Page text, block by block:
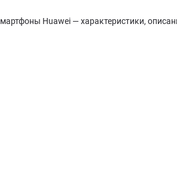
Huawei — характеристики,